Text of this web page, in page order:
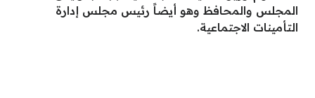
المجلس والمحافظ وهو أيضاً رئيس مجلس إدارة
التأمينات الاجتماعية.